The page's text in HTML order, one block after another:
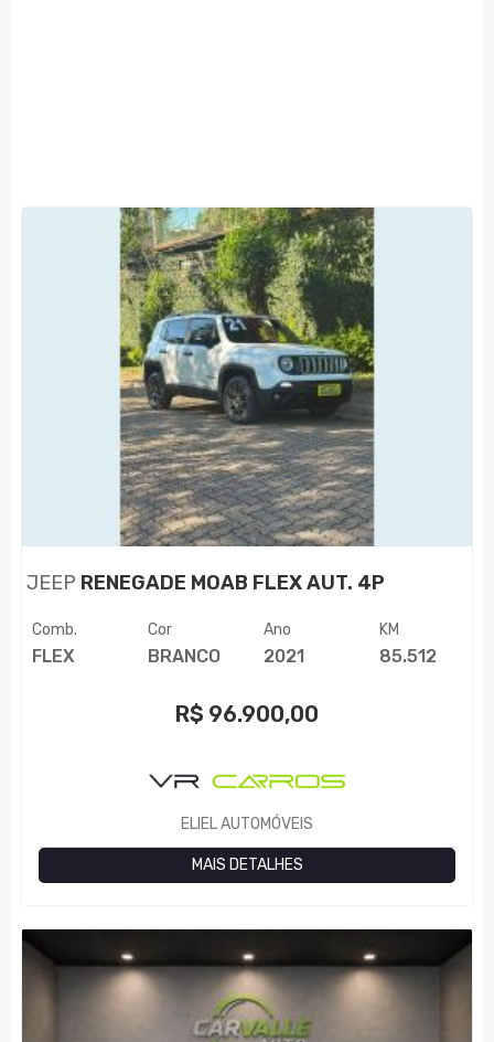
JEEP RENEGADE MOAB FLEX AUT. 4P
Comb.
FLEX
Cor
BRANCO
Ano
2021
KM
85.512
R$ 96.900,00
ELIEL AUTOMÓVEIS
MAIS DETALHES